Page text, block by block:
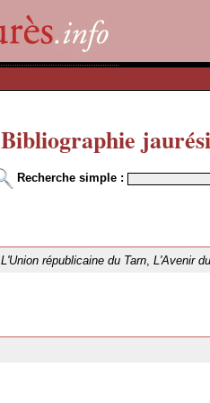
Bibliographie
Recherche simple :
L'Union républicaine du Tarn, L'Avenir